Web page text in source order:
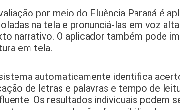
por meio do Fluência Paraná é
na tela e pronunciá-las em voz
narrativo. O aplicador também pode
em tela.
automaticamente identifica
de letras e palavras e tempo de
Os resultados individuais